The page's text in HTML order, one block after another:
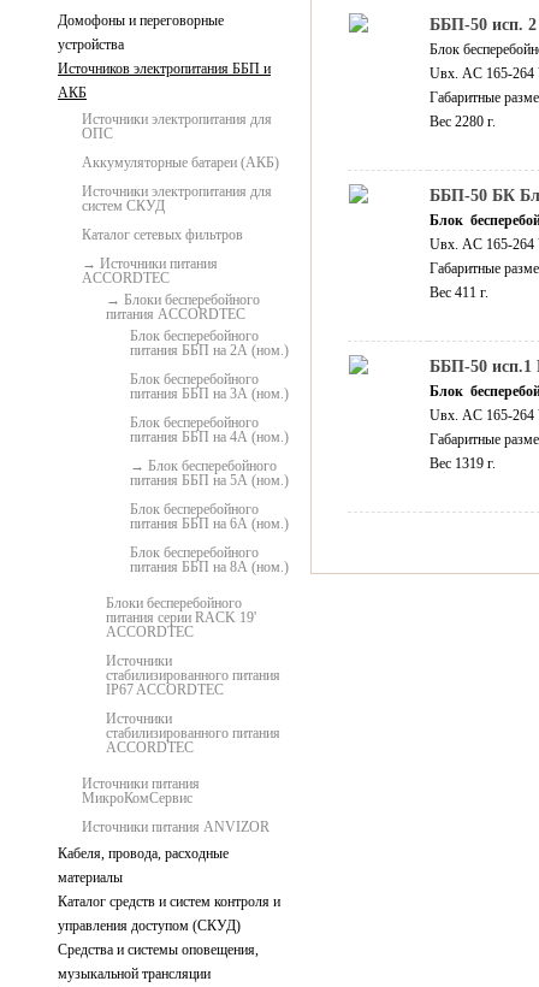
Домофоны и переговорные
устройства
Источников электропитания ББП и
АКБ
Источники электропитания для
ОПС
Аккумуляторные батареи (АКБ)
Источники электропитания для
систем СКУД
Каталог сетевых фильтров
Источники питания
ACCORDTEC
Блоки бесперебойного
питания ACCORDTEC
Блок бесперебойного
питания ББП на 2А (ном.)
Блок бесперебойного
питания ББП на 3А (ном.)
Блок бесперебойного
питания ББП на 4А (ном.)
Блок бесперебойного
питания ББП на 5А (ном.)
Блок бесперебойного
питания ББП на 6А (ном.)
Блок бесперебойного
питания ББП на 8А (ном.)
Блоки бесперебойного
питания серии RACK 19'
ACCORDTEC
Источники
стабилизированного питания
IP67 ACCORDTEC
Источники
стабилизированного питания
ACCORDTEC
Источники питания
МикроКомСервис
Источники питания ANVIZOR
Кабеля, провода, расходные
материалы
Каталог средств и систем контроля и
управления доступом (СКУД)
Средства и системы оповещения,
музыкальной трансляции
ББП-50 исп. 2
Блок
Uвх. AC 165-
Габаритные
Вес 2280 г.
ББП-50 БК
Блок
Uвх. AC 165-
Габаритные
Вес 411 г.
ББП-50 исп.1
Блок
Uвх. AC 165-
Габаритные
Вес 1319 г.